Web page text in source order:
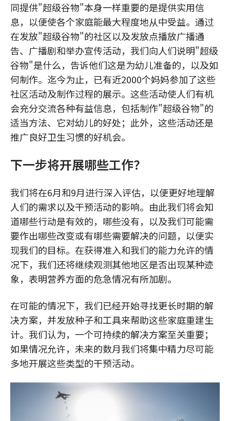
同提供"超级谷物"本身一样重要的是提供实用信
息，以便使各个家庭能最大程度地从中受益。通过
在发放"超级谷物"的社区以及发放点播放广播通
告、广播剧和举办宣传活动，我们向人们说明"超级
谷物"是什么，告诉他们这是为幼儿准备的，以及如
何制作。迄今为止，已有近2000个妈妈参加了这些
社区活动及制作过程的展示。这些活动使人们有机
会充分交流各种有益信息，包括制作"超级谷物"的
适当方法、它对幼儿的好处；此外，这些活动还是
推广良好卫生习惯的好机会。
下一步将开展哪些工作？
我们将在6月和9月进行深入评估，以便更好地理解
人们的需求以及干预活动的影响。由此我们将会知
道哪些行动是有效的，哪些没有，以及我们可能需
要作出哪些改变或有哪些需要解决的问题，以便实
现我们的目标。在获得准入和我们的能力允许的情
况下，我们还将继续观测其他地区是否出现某种迹
象，表明营养方面的危急情况有所加剧。
在可能的情况下，我们已经开始寻找更长时期的解
决方案，并发放种子和工具来帮助这些家庭重建生
计。我们认为，一个可持续的解决方案至关重要；
如果情况允许，未来的数月我们将集中精力尽可能
多地开展这些类型的干预活动。